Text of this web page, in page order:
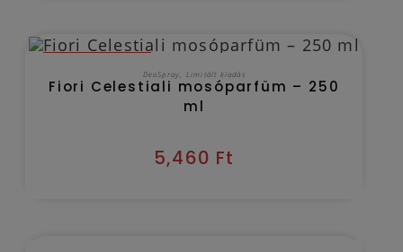
TOVÁBB OLVASOM
DeoSpray Limitált kiadás
Fiori Celestiali mosóparfüm – 250
ml
5,460 Ft